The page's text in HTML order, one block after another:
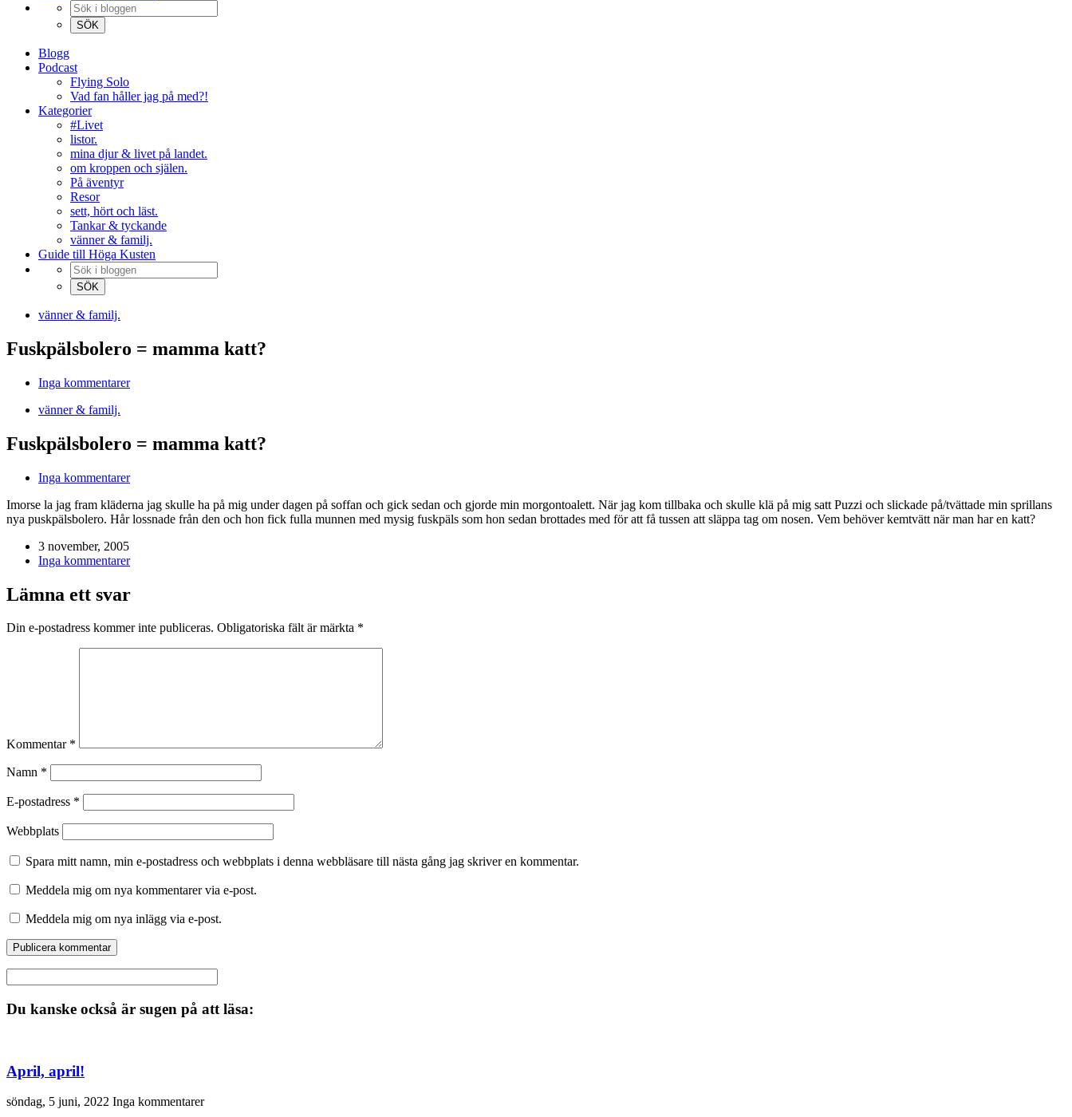
Blogg
Podcast
Flying Solo
Vad fan håller jag på med?!
Kategorier
#Livet
listor.
mina djur & livet på landet.
om kroppen och själen.
På äventyr
Resor
sett, hört och läst.
Tankar & tyckande
vänner & familj.
Guide till Höga Kusten
vänner & familj.
Fuskpälsbolero = mamma katt?
Inga kommentarer
vänner & familj.
Fuskpälsbolero = mamma katt?
Inga kommentarer
Imorse la jag fram kläderna jag skulle ha på mig under dagen på soffan och gick sedan och gjorde min morgontoalett. När jag kom tillbaka och skulle klä på mig satt Puzzi och slickade på/tvättade min sprillans
nya puskpälsbolero. Hår lossnade från den och hon fick fulla munnen med mysig fuskpäls som hon sedan brottades med för att få tussen att släppa tag om nosen. Vem behöver kemtvätt när man har en katt?
3 november, 2005
Inga kommentarer
Lämna ett svar
Din e-postadress kommer inte publiceras. Obligatoriska fält är märkta *
Kommentar *
Namn *
E-postadress *
Webbplats
Spara mitt namn, min e-postadress och webbplats i denna webbläsare till nästa gång jag skriver en kommentar.
Meddela mig om nya kommentarer via e-post.
Meddela mig om nya inlägg via e-post.
Du kanske också är sugen på att läsa:
April, april!
söndag, 5 juni, 2022 Inga kommentarer